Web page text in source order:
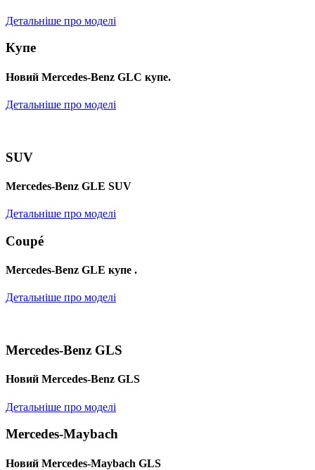
Детальніше про моделі
Купе
Новий Mercedes-Benz GLС купе.
Детальніше про моделі
SUV
Mercedes-Benz GLE SUV
Детальніше про моделі
Coupé
Mercedes-Benz GLE купе .
Детальніше про моделі
Mercedes-Benz GLS
Новий Mercedes-Benz GLS
Детальніше про моделі
Mercedes-Maybach
Новий Mercedes-Maybach GLS